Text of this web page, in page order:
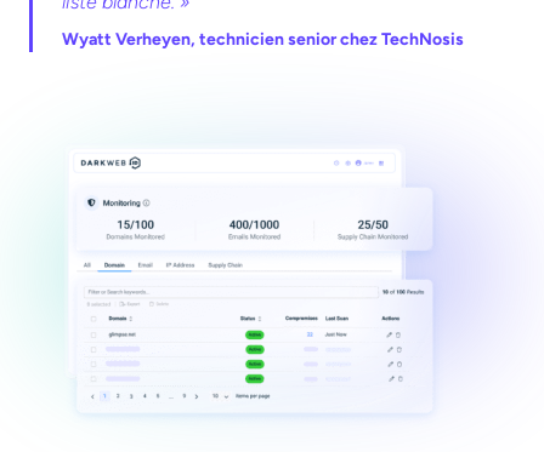
Wyatt Verheyen, technicien senior chez TechNosis